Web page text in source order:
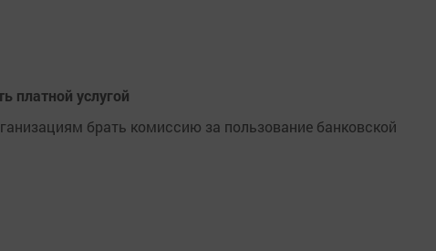
платной услугой
брать комиссию за пользование банковской